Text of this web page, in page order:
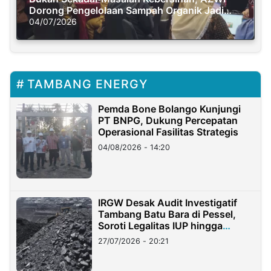
Dorong Pengelolaan Sampah Organik Jadi
Solusi Krisis Iklim
04/07/2026
TAMBANG ENERGY
Pemda Bone Bolango Kunjungi
PT BNPG, Dukung Percepatan
Operasional Fasilitas Strategis
04/08/2026 - 14:20
IRGW Desak Audit Investigatif
Tambang Batu Bara di Pessel,
Soroti Legalitas IUP hingga
Stockpile
27/07/2026 - 20:21